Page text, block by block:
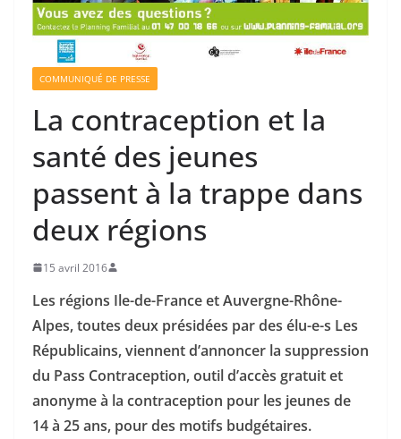
COMMUNIQUÉ DE PRESSE
La contraception et la
santé des jeunes
passent à la trappe dans
deux régions
15 avril 2016
Les régions Ile-de-France et Auvergne-Rhône-
Alpes, toutes deux présidées par des élu-e-s Les
Républicains, viennent d’annoncer la suppression
du Pass Contraception, outil d’accès gratuit et
anonyme à la contraception pour les jeunes de
14 à 25 ans, pour des motifs budgétaires.